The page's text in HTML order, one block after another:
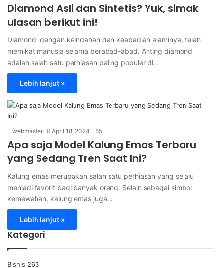
Diamond Asli dan Sintetis? Yuk, simak
ulasan berikut ini!
Diamond, dengan keindahan dan keabadian alaminya, telah
memikat manusia selama berabad-abad. Anting diamond
adalah salah satu perhiasan paling populer di…
Lebih lanjut »
webmaster April 18, 2024 55
Apa saja Model Kalung Emas Terbaru
yang Sedang Tren Saat Ini?
Kalung emas merupakan salah satu perhiasan yang selalu
menjadi favorit bagi banyak orang. Selain sebagai simbol
kemewahan, kalung emas juga…
Lebih lanjut »
Kategori
Bisnis 263